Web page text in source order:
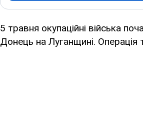
5 травня окупаційні війська
Донець на Луганщині.